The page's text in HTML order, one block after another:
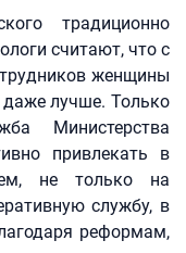
традиционно
считают, что с
женщины
лучше. Только
Министерства
привлекать в
не только на
службу, в
реформам,